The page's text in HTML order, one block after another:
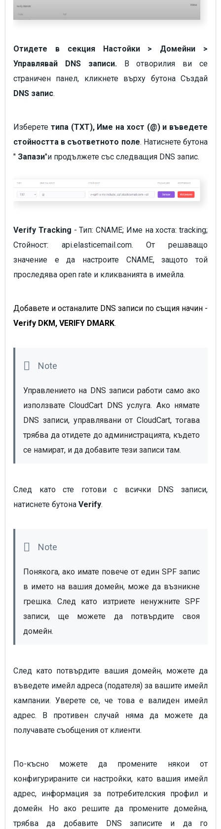
Отидете в секция Настойки > Домейни >
Управлявай DNS записи. В отворилия ви се
страничен панел, кликнете върху бутона Създай
DNS запис.
Изберете типа (TXT), Име на хост (@) и въведете
стойността в съответното поле. Натиснете бутона
" Запази"и продължете със следващия DNS запис.
Verify Tracking - Тип: CNAME; Име на хоста: tracking;
Стойност: api.elasticemail.com. От решаващо
значение е да настроите CNAME, защото той
проследява open rate и кликванията в имейла.
Добавете и останалите DNS записи по същия начин -
Verify DKM, VERIFY DMARK.
Управлението на DNS записи работи само ако
използвате CloudCart DNS услуга. Ако нямате
DNS записи, управлявани от CloudCart, тогава
трябва да отидете до администрацията, където
се намират, и да добавите тези записи там.
След като сте готови с всички DNS записи,
натиснете бутона Verify.
Понякога, ако имате повече от един SPF запис
в името на вашия домейн, може да възникне
грешка. След като изтриете ненужните SPF
записи, ще можете да потвърдите своя
домейн.
След като потвърдите вашия домейн, можете да
въведете имейл адреса (подателя) за вашите имейл
кампании. Уверете се, че това е валиден имейл
адрес. В противен случай няма да можете да
получавате съобщения от клиенти.
По-късно можете да промените някои от
конфигурираните си настройки, като вашия имейл
адрес, информация за потребителския профил и
домейн. Но ако решите да промените домейна,
трябва да добавите DNS записите и да го